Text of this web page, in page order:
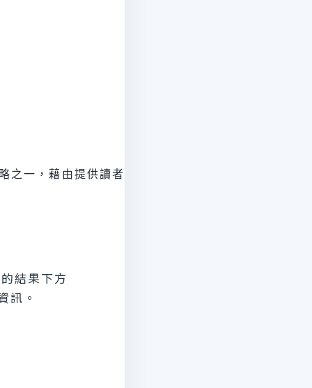
由提供讀者有價值且實用的內容，使消費者對
結果下方
訊。